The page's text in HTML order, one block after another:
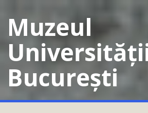
contentMuzeul
București